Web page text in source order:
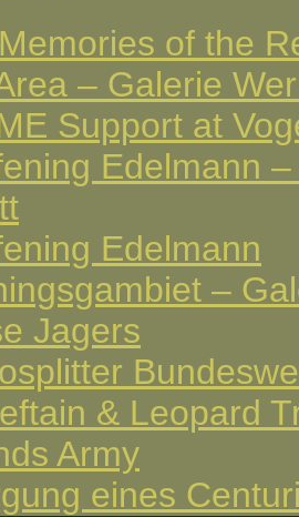
of the
– Galerie
Support at
Edelmann
Edelmann
–
Jagers
& Leopard
Army
eines